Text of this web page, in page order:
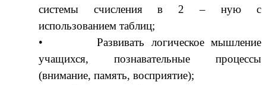
системы счисления в 2 – ную с
использованием таблиц;
• Развивать логическое мышление
учащихся, познавательные процессы
(внимание, память, восприятие);